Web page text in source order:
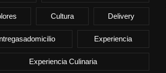
Cultura Delivery
Experiencia
Experiencia Culinaria